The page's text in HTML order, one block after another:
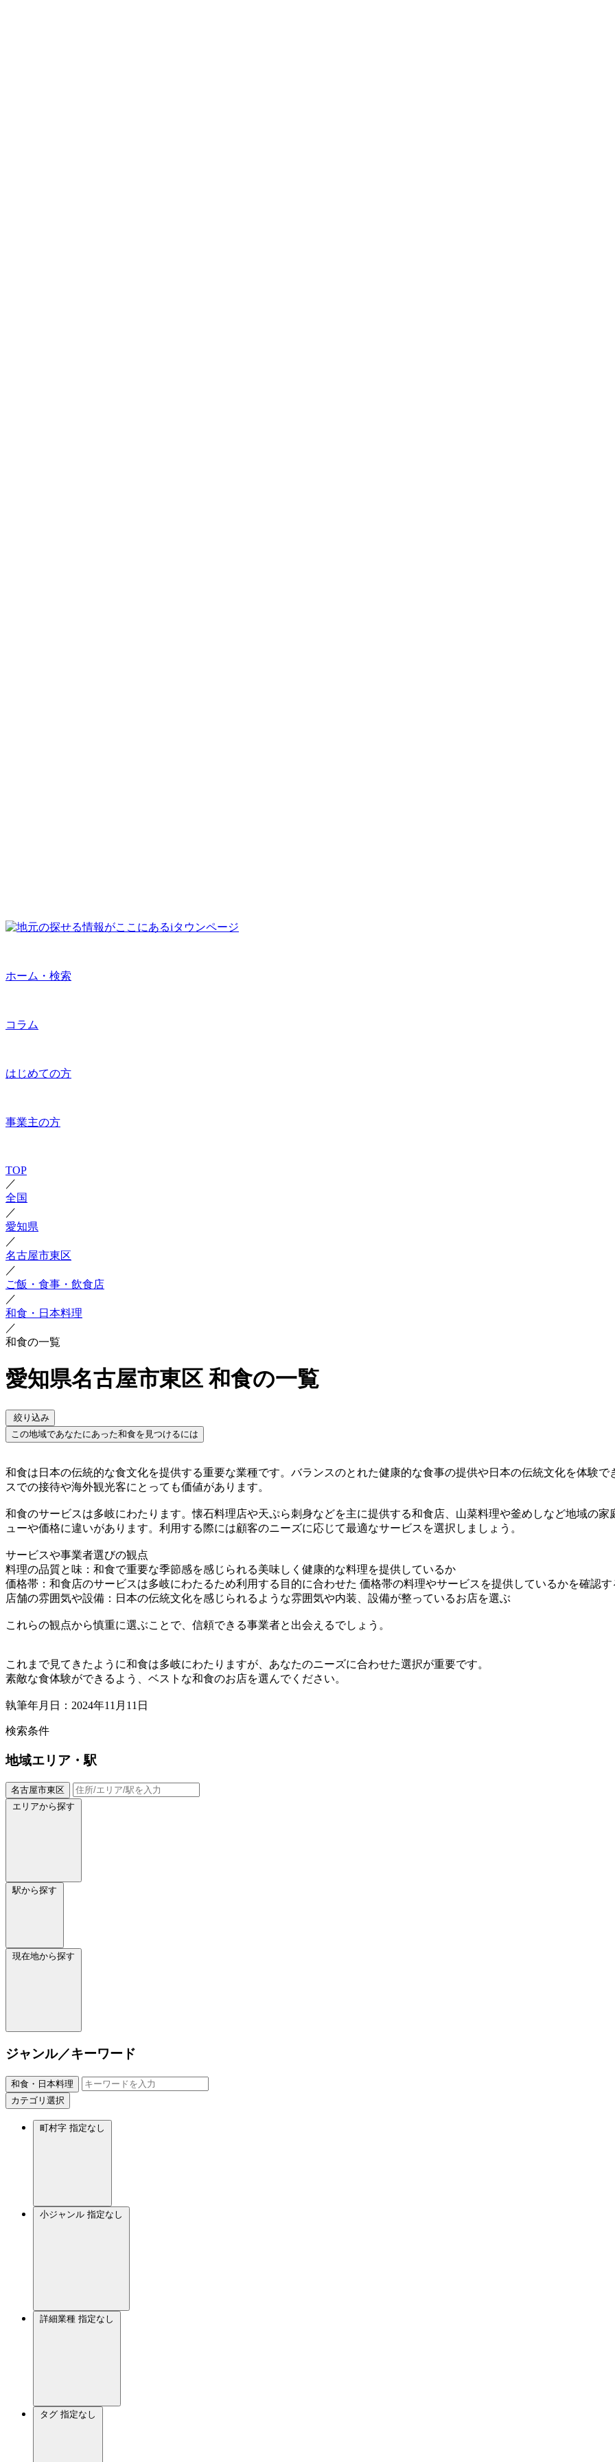
ホーム・検索
コラム
はじめての方
事業主の方
TOP
／
全国
／
愛知県
／
名古屋市東区
／
ご飯・食事・飲食店
／
和食・日本料理
／
和食の一覧
愛知県名古屋市東区 和食の一覧
絞り込み
この地域であなたにあった和食を見つけるには
和食は日本の伝統的な食文化を提供する重要な業種です。バランスのとれた健康的な食事の提供や日本の伝統文化を体験
スでの接待や海外観光客にとっても価値があります。
和食のサービスは多岐にわたります。懐石料理店や天ぷら刺身などを主に提供する和食店、山菜料理や釜めしなど地域の
ューや価格に違いがあります。利用する際には顧客のニーズに応じて最適なサービスを選択しましょう。
サービスや事業者選びの観点
料理の品質と味：和食で重要な季節感を感じられる美味しく健康的な料理を提供しているか
価格帯：和食店のサービスは多岐にわたるため利用する目的に合わせた 価格帯の料理やサービスを提供しているかを確認す
店舗の雰囲気や設備：日本の伝統文化を感じられるような雰囲気や内装、設備が整っているお店を選ぶ
これらの観点から慎重に選ぶことで、信頼できる事業者と出会えるでしょう。
これまで見てきたように和食は多岐にわたりますが、あなたのニーズに合わせた選択が重要です。
素敵な食体験ができるよう、ベストな和食のお店を選んでください。
執筆年月日：2024年11月11日
検索条件
地域エリア・駅
名古屋市東区
エリアから探す
駅から探す
現在地から探す
ジャンル／キーワード
和食・日本料理
カテゴリ選択
町村字 指定なし
小ジャンル 指定なし
詳細業種 指定なし
タグ 指定なし